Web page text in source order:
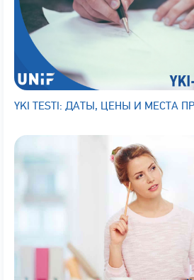
YKI TESTI: ДАТЫ, ЦЕНЫ И МЕСТА